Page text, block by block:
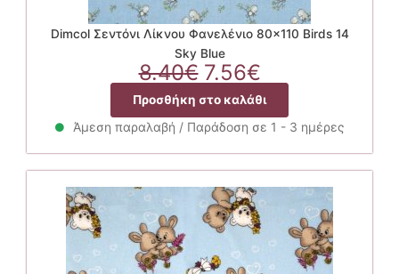
Dimcol Σεντόνι Λίκνου Φανελένιο 80×110 Birds 14
Sky Blue
8.40€ Original
price
was:
8.40€.
7.56€Η
τρέχουσα
τιμή
είναι:
7.56€.
Προσθήκη στο καλάθι
Άμεση παραλαβή / Παράδοση σε 1 - 3 ημέρες